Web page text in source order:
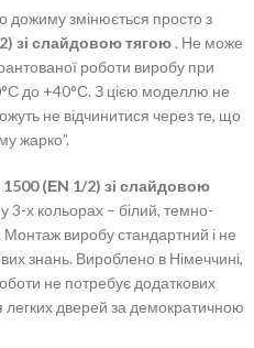
дожиму змінюється просто з
зі слайдовою тягою . Не може
роботи виробу при
до +40°С. З цією моделлю не
не відчинитися через те, що
жарко”.
1500 (ЕN 1/2) зі слайдовою
3-х кольорах – білий, темно-
Монтаж виробу стандартний і не
знань. Вироблено в Німеччині,
не потребує додаткових
легких дверей за демократичною